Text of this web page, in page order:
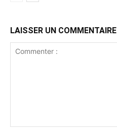
LAISSER UN COMMENTAIRE